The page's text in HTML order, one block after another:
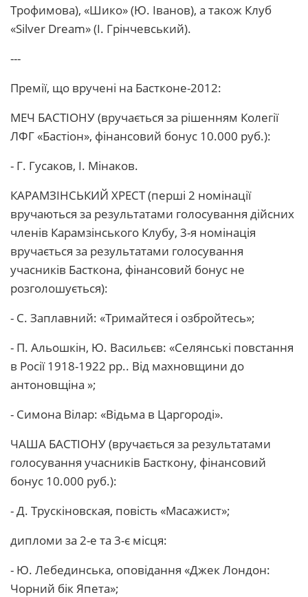
Трофимова), «Шико» (Ю. Іванов), а також Клуб
«Silver Dream» (І. Грінчевський).
---
Премії, що вручені на Бастконе-2012:
МЕЧ БАСТІОНУ (вручається за рішенням Колегії
ЛФГ «Бастіон», фінансовий бонус 10.000 руб.):
- Г. Гусаков, І. Мінаков.
КАРАМЗІНСЬКИЙ ХРЕСТ (перші 2 номінації
вручаються за результатами голосування дійсних
членів Карамзінського Клубу, 3-я номінація
вручається за результатами голосування
учасників Басткона, фінансовий бонус не
розголошується):
- С. Заплавний: «Тримайтеся і озбройтесь»;
- П. Альошкін, Ю. Васильєв: «Селянські повстання
в Росії 1918-1922 рр.. Від махновщини до
антоновщіна »;
- Симона Вілар: «Відьма в Царгороді».
ЧАША БАСТІОНУ (вручається за результатами
голосування учасників Басткону, фінансовий
бонус 10.000 руб.):
- Д. Трускіновская, повість «Масажист»;
дипломи за 2-е та 3-є місця:
- Ю. Лебединська, оповідання «Джек Лондон:
Чорний бік Япета»;